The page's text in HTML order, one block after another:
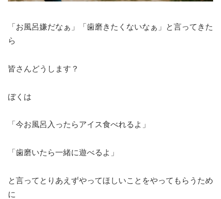
「お風呂嫌だなぁ」「歯磨きたくないなぁ」と言ってきた
ら
皆さんどうします？
ぼくは
「今お風呂入ったらアイス食べれるよ」
「歯磨いたら一緒に遊べるよ」
と言ってとりあえずやってほしいことをやってもらうため
に